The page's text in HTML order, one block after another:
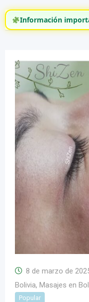
Información
8 de marzo de
Bolivia, Masajes en
Popular